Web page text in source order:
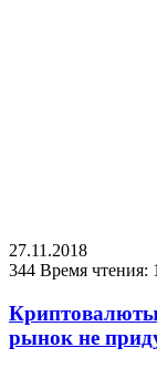
27.11.2018
344 Время чтения:
Криптовалюты
рынок не